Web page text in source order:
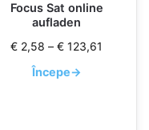
Focus Sat online
aufladen
€ 2,58 – € 123,61
Începe→